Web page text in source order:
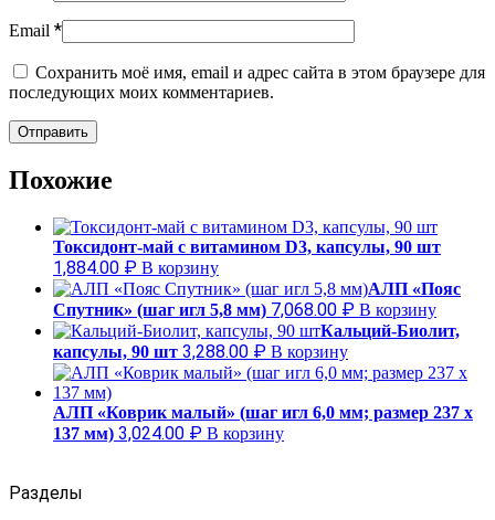
Email *
Сохранить моё имя, email и адрес сайта в этом браузере для
последующих моих комментариев.
Похожие
Токсидонт-май с витамином D3, капсулы, 90 шт
1,884.00 ₽ В корзину
АЛП «Пояс
Спутник» (шаг игл 5,8 мм) 7,068.00 ₽ В корзину
Кальций-Биолит,
капсулы, 90 шт 3,288.00 ₽ В корзину
АЛП «Коврик малый» (шаг игл 6,0 мм; размер 237 х
137 мм) 3,024.00 ₽ В корзину
Разделы